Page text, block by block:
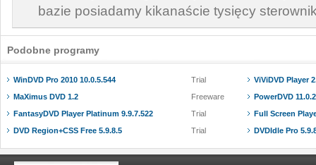
bazie posiadamy kikanaście tysięcy
Podobne programy
WinDVD Pro 2010 10.0.5.544
Trial
MaXimus DVD 1.2
Freeware
FantasyDVD Player Platinum 9.9.7.522
Trial
DVD Region+CSS Free 5.9.8.5
Trial
ViViDVD Player
PowerDVD
Full Screen
DVDIdle Pro